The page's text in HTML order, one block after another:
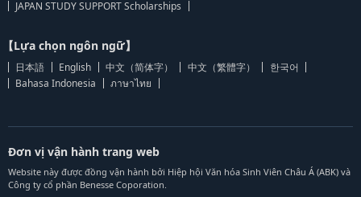
JAPAN STUDY SUPPORT Scholarships
【Lựa chọn ngôn ngữ】
日本語 English 中文（简体字） 中文（繁體字）
한국어
Bahasa Indonesia
ภาษาไทย
Đơn vị vận hành trang web
Website này được đồng vận hành bởi Hiệp hội Văn hóa Sinh Viên Châu Á (ABK) và
Công ty cổ phần Benesse Coporation.